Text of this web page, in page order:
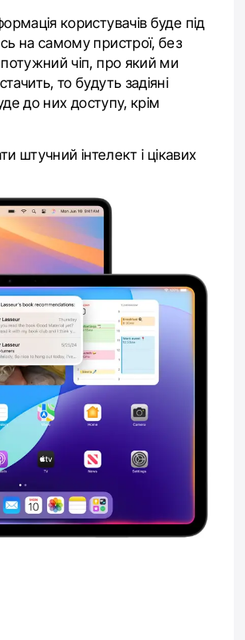
користувачів буде під
на самому пристрої, без
чіп, про який ми
то будуть задіяні
до них доступу, крім
інтелект і цікавих